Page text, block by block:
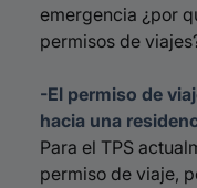
emergencia ¿por
permisos de
-El permiso de
hacia una
Para el TPS
permiso de viaje,